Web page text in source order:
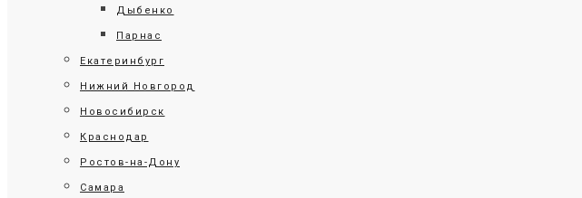
Дыбенко
Парнас
Екатеринбург
Нижний Новгород
Новосибирск
Краснодар
Ростов-на-Дону
Самара